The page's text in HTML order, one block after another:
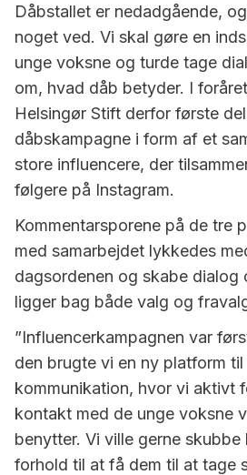
Dåbstallet er nedadgående,
noget ved. Vi skal gøre en
unge voksne og turde tage
om, hvad dåb betyder. I
Helsingør Stift derfor første
dåbskampagne i form af et
store influencere, der
følgere på Instagram.
Kommentarsporene på de tre
med samarbejdet lykkedes
dagsordenen og skabe dialog
ligger bag både valg og
”Influencerkampagnen var
den brugte vi en ny platform
kommunikation, hvor vi aktivt
kontakt med de unge voksne
benytter. Vi ville gerne
forhold til at få dem til at tage